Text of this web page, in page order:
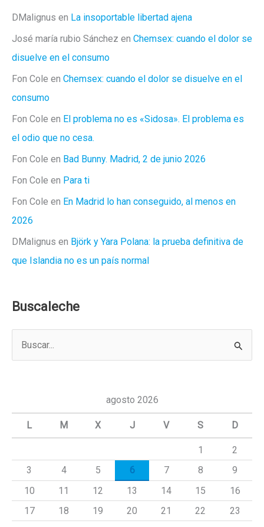
DMalignus en La insoportable libertad ajena
José maría rubio Sánchez en Chemsex: cuando el dolor se
disuelve en el consumo
Fon Cole en Chemsex: cuando el dolor se disuelve en el
consumo
Fon Cole en El problema no es «Sidosa». El problema es
el odio que no cesa.
Fon Cole en Bad Bunny. Madrid, 2 de junio 2026
Fon Cole en Para ti
Fon Cole en En Madrid lo han conseguido, al menos en
2026
DMalignus en Björk y Yara Polana: la prueba definitiva de
que Islandia no es un país normal
Buscaleche
a
agosto 2026
L M X J V S D
1
2
3
4 5 6 7 8
9
10
11 12 13 14 15
16
17
18 19 20 21 22
23